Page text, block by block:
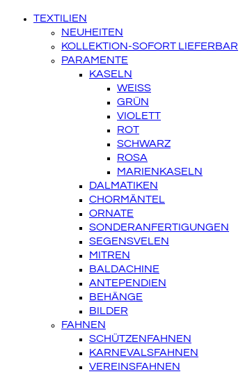
TEXTILIEN
NEUHEITEN
KOLLEKTION-SOFORT LIEFERBAR
PARAMENTE
KASELN
WEISS
GRÜN
VIOLETT
ROT
SCHWARZ
ROSA
MARIENKASELN
DALMATIKEN
CHORMÄNTEL
ORNATE
SONDERANFERTIGUNGEN
SEGENSVELEN
MITREN
BALDACHINE
ANTEPENDIEN
BEHÄNGE
BILDER
FAHNEN
SCHÜTZENFAHNEN
KARNEVALSFAHNEN
VEREINSFAHNEN